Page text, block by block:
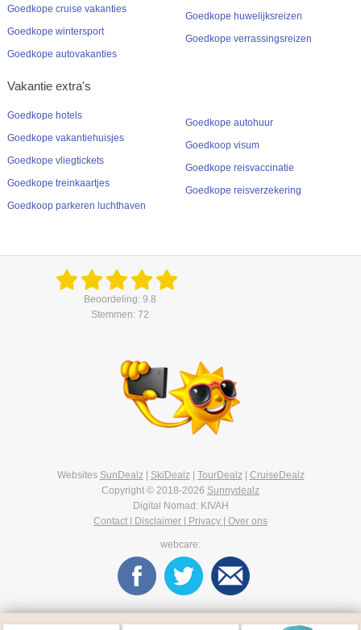
Goedkope cruise vakanties
Goedkope wintersport
Goedkope autovakanties
Goedkope huwelijksreizen
Goedkope verrassingsreizen
Vakantie extra's
Goedkope hotels
Goedkope vakantiehuisjes
Goedkope vliegtickets
Goedkope treinkaartjes
Goedkoop parkeren luchthaven
Goedkope autohuur
Goedkoop visum
Goedkope reisvaccinatie
Goedkope reisverzekering
Beoordeling: 9.8
Stemmen: 72
Websites SunDealz| SkiDealz| TourDealz| CruiseDealz
Copyright © 2018-2026 Sunnydealz
Digital Nomad: KIVAH
Contact | Disclaimer | Privacy | Over ons
webcare: